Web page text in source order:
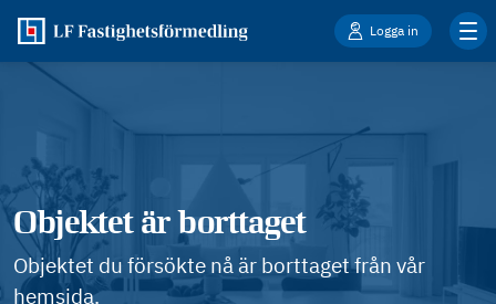
Logga in
Objektet är borttaget
Objektet du försökte nå är borttaget från vår
hemsida.